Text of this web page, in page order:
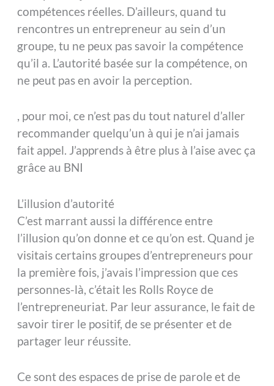
compétences réelles. D’ailleurs, quand tu
rencontres un entrepreneur au sein d’un
groupe, tu ne peux pas savoir la compétence
qu’il a. L’autorité basée sur la compétence, on
ne peut pas en avoir la perception.
, pour moi, ce n’est pas du tout naturel d’aller
recommander quelqu’un à qui je n’ai jamais
fait appel. J’apprends à être plus à l’aise avec ça
grâce au BNI
L’illusion d’autorité
C’est marrant aussi la différence entre
l’illusion qu’on donne et ce qu’on est. Quand je
visitais certains groupes d’entrepreneurs pour
la première fois, j’avais l’impression que ces
personnes-là, c’était les Rolls Royce de
l’entrepreneuriat. Par leur assurance, le fait de
savoir tirer le positif, de se présenter et de
partager leur réussite.
Ce sont des espaces de prise de parole et de